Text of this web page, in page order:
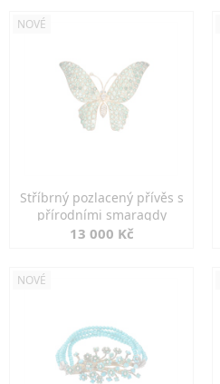
NOVÉ
Stříbrný pozlacený přívěs s
přírodními smaragdy
13 000 Kč
NOVÉ